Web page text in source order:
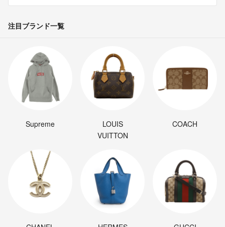
注目ブランド一覧
Supreme
LOUIS
VUITTON
COACH